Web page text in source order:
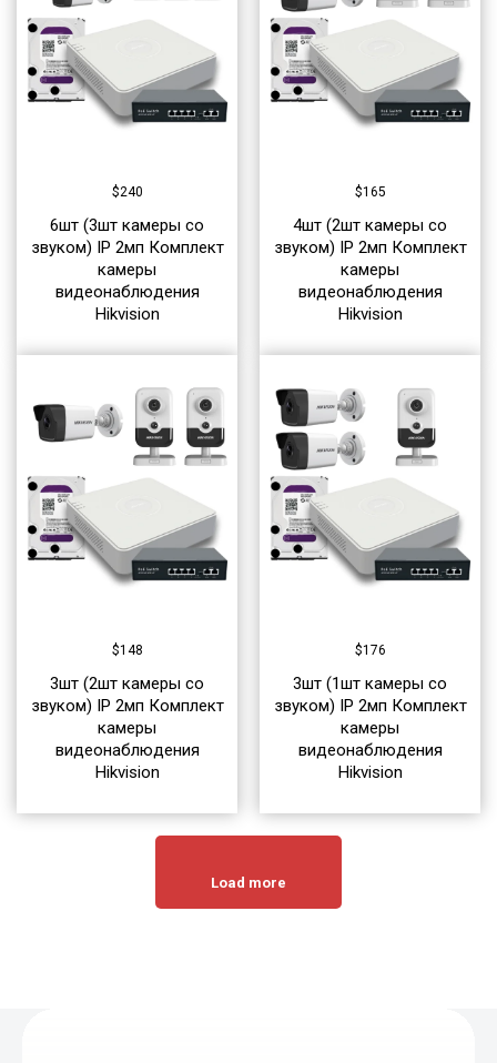
$240
6шт (3шт камеры со
звуком) IP 2мп Комплект
камеры
видеонаблюдения
Hikvision
$165
4шт (2шт камеры со
звуком) IP 2мп Комплект
камеры
видеонаблюдения
Hikvision
$148
3шт (2шт камеры со
звуком) IP 2мп Комплект
камеры
видеонаблюдения
Hikvision
$176
3шт (1шт камеры со
звуком) IP 2мп Комплект
камеры
видеонаблюдения
Hikvision
Load more